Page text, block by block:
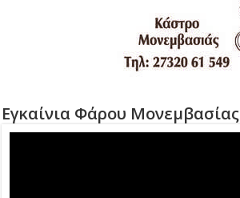
Εγκαίνια Φάρου Μονεμβασίας